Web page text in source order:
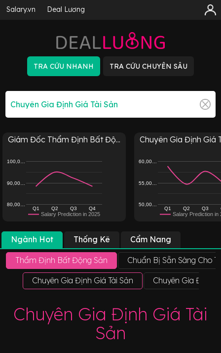
Salary.vn Deal Lương
Giám Đốc Thẩm Định Bất Độ...
Salary Prediction in 2025
Q1 Q2 Q3 Q4
80,00…
90,00…
100,0…
Chuyên Gia Định Giá
Salary Prediction in
Q1 Q2 Q3
50,00…
55,00…
60,00…
Ngành Hot Thống Kê Cẩm Nang
Thẩm Định Bất Động Sản Chuẩn Bị Sẵn Sàng Cho
Chuyên Gia Định Giá Tài Sản Chuyên Gia Định
Chuyên Gia Định Giá Tài
Sản